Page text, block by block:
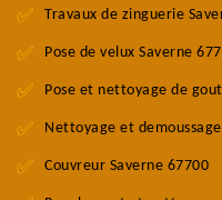
Travaux de zinguerie
Pose de velux Saverne
Pose et nettoyage de
Nettoyage et
Couvreur Saverne 67700